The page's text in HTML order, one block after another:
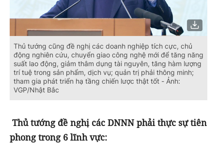
Thủ tướng cũng đề nghị các doanh nghiệp tích cực, chủ
động nghiên cứu, chuyển giao công nghệ mới để tăng năng
suất lao động, giảm thâm dụng tài nguyên, tăng hàm lượng
trí tuệ trong sản phẩm, dịch vụ; quản trị phải thông minh;
tham gia phát triển hạ tầng chiến lược thật tốt - Ảnh:
VGP/Nhật Bắc
Thủ tướng đề nghị các DNNN phải thực sự tiên
phong trong 6 lĩnh vực: